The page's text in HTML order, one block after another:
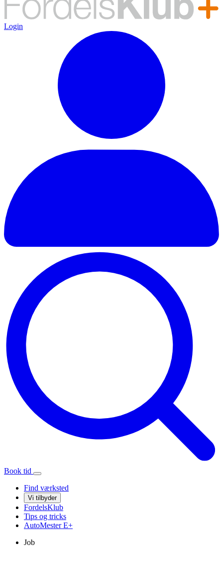
Login
Book tid
Find værksted
Vi tilbyder
FordelsKlub
Tips og tricks
AutoMesterE+
Job